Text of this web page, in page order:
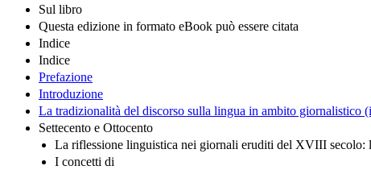
Sul libro
Questa edizione in formato eBook può essere citata
Indice
Indice
Prefazione
Introduzione
La tradizionalità del discorso sulla lingua in ambito giornalistico
Settecento e Ottocento
La riflessione linguistica nei giornali eruditi del XVIII secolo:
I concetti di